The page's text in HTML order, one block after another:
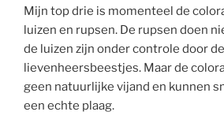
Mijn top drie is momenteel de
luizen en rupsen. De rupsen doen
de luizen zijn onder controle door de
lievenheersbeestjes. Maar de
geen natuurlijke vijand en kunnen
een echte plaag.